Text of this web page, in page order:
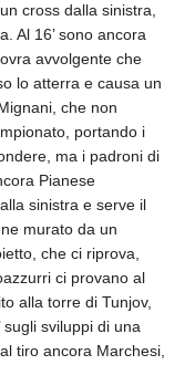
cross dalla sinistra,
Al 16’ sono ancora
avvolgente che
lo atterra e causa un
che non
portando i
ma i padroni di
Pianese
sinistra e serve il
murato da un
che ci riprova,
ci provano al
alla torre di Tunjov,
sugli sviluppi di una
tiro ancora Marchesi,